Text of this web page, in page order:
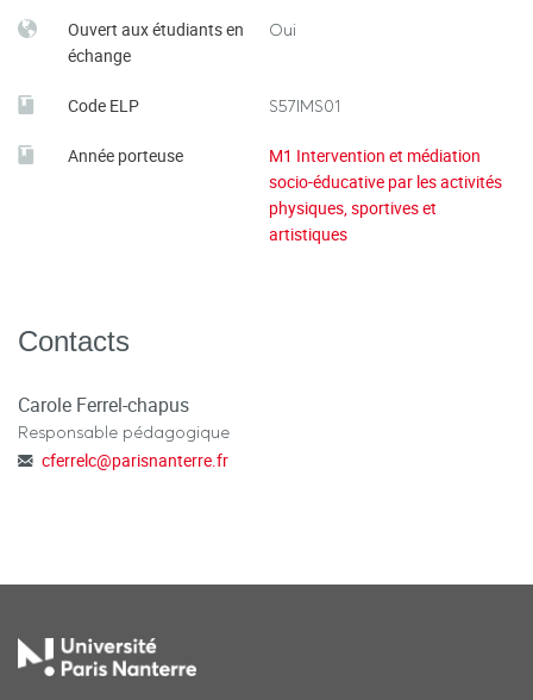
174.
Trouchaud, M. J
(2016). La violence à l'école. Eyrolles,
Rubia, K., Smith, A. B., Woolley, J., Nosarti, C., Heyman, I.,
Taylor, E., & Brammer, M. (2006).Progressive increase of
frontostriatal brain activation from childhood to
Ouvert aux étudiants en
échange
Oui
Code ELP S57IMS01
Année porteuse
M1 Intervention et médiation
socio-éducative par les activités
physiques, sportives et
artistiques
Contacts
Carole Ferrel-chapus
Responsable pédagogique
cferrelc@parisnanterre.fr